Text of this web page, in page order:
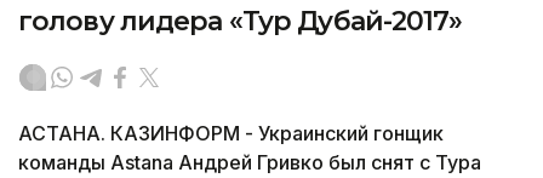
голову лидера «Тур Дубай-2017»
АСТАНА. КАЗИНФОРМ - Украинский гонщик
команды Astana Андрей Гривко был снят с Тура